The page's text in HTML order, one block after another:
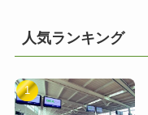
人気ランキング